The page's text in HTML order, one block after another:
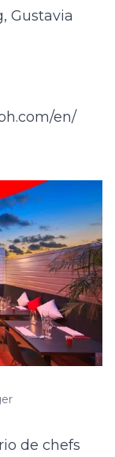
Gustavia
en/
de chefs